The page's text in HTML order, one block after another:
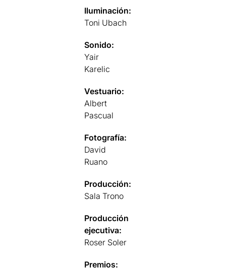
Iluminación:
Toni Ubach
Sonido:
Yair
Karelic
Vestuario:
Albert
Pascual
Fotografía:
David
Ruano
Producción:
Sala Trono
Producción
ejecutiva:
Roser Soler
Premios: